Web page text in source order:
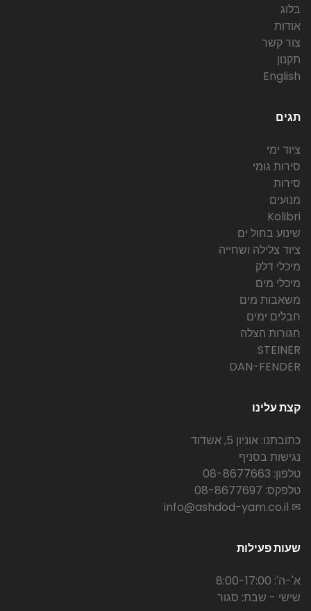
בלוג
אודות
צור קשר
תקנון
English
תגים
ציוד ימי
סירות גומי
סירות
מנועים
Kolibri
שינוע בחול ים
ציוד צלילה ושחייה
מיכלי דלק
מיכלי מים
משאבות מים
חבלים ימים
חגורות הצלה
STEINER
DAN-FENDER
קצת עלינו
כתובתנו: אוניון 5, אשדוד
נגישות בסניף
טלפון: 08-8677663
טלפקס: 08-8677697
✉ info@ashdod-yam.co.il
שעות פעילות
א'-ה': 8:00-17:00
שישי - שבת: סגור